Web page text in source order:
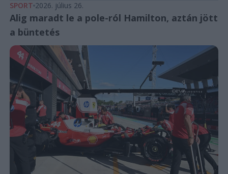
SPORT 2026. július 26.
Alig maradt le a pole-ról Hamilton, aztán jött
a büntetés